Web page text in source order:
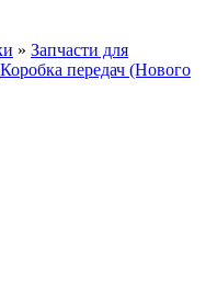
» Запчасти для
Коробка передач (Нового